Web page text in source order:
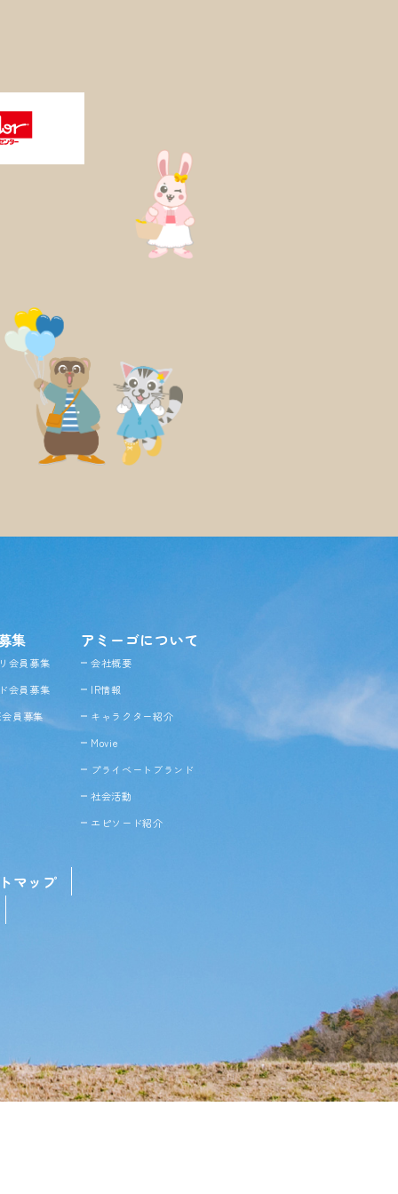
集
会員募集
会員募集
員募集
アミーゴについて
会社概要
IR情報
キャラクター紹介
Movie
プライベートブランド
社会活動
エピソード紹介
マップ